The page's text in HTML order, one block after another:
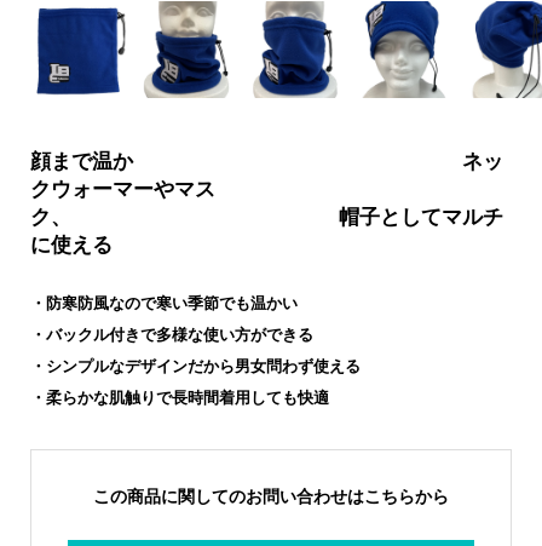
顔まで温か ネッ
クウォーマーやマス
ク、 帽子としてマルチ
に使える
・防寒防風なので寒い季節でも温かい
・バックル付きで多様な使い方ができる
・シンプルなデザインだから男女問わず使える
・柔らかな肌触りで長時間着用しても快適
この商品に関してのお問い合わせはこちらから